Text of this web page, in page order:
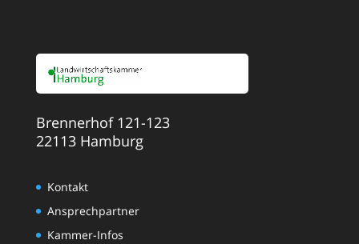
Brennerhof 121-123
22113 Hamburg
Kontakt
Ansprechpartner
Kammer-Infos